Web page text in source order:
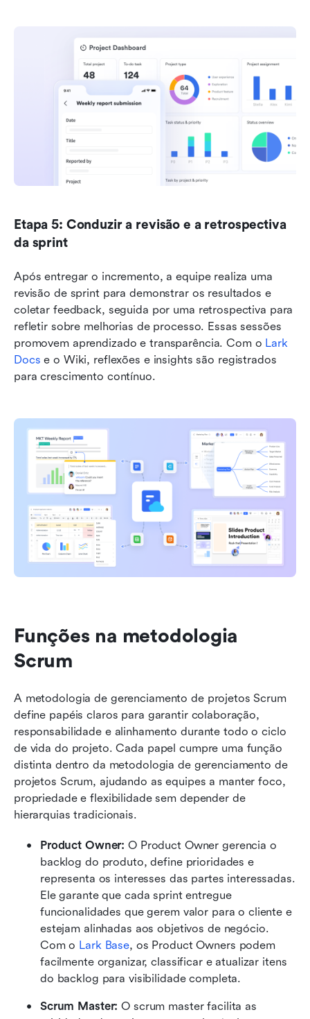
Etapa 5: Conduzir a revisão e a retrospectiva
da sprint
Após entregar o incremento, a equipe realiza uma
revisão de sprint para demonstrar os resultados e
coletar feedback, seguida por uma retrospectiva para
refletir sobre melhorias de processo. Essas sessões
promovem aprendizado e transparência. Com o Lark
Docs e o Wiki, reflexões e insights são registrados
para crescimento contínuo.
Funções na metodologia
Scrum
A metodologia de gerenciamento de projetos Scrum
define papéis claros para garantir colaboração,
responsabilidade e alinhamento durante todo o ciclo
de vida do projeto. Cada papel cumpre uma função
distinta dentro da metodologia de gerenciamento de
projetos Scrum, ajudando as equipes a manter foco,
propriedade e flexibilidade sem depender de
hierarquias tradicionais.
Product Owner: O Product Owner gerencia o
backlog do produto, define prioridades e
representa os interesses das partes interessadas.
Ele garante que cada sprint entregue
funcionalidades que gerem valor para o cliente e
estejam alinhadas aos objetivos de negócio.
Com o Lark Base, os Product Owners podem
facilmente organizar, classificar e atualizar itens
do backlog para visibilidade completa.
Scrum Master: O scrum master facilita as